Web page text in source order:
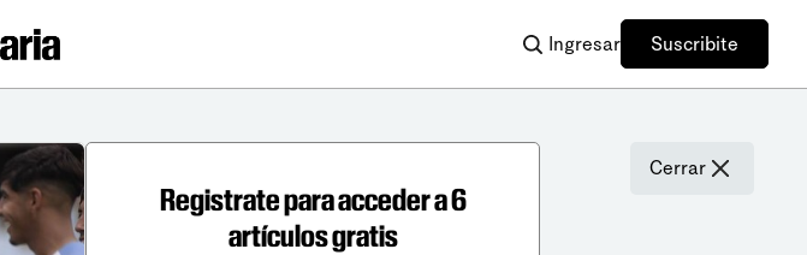
Ingresar Suscribite
Cerrar
Registrate para acceder a 6
artículos gratis